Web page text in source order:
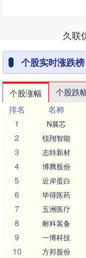
久联
个股实时涨跌榜
个股涨幅 个股跌
排名
名称
1
N展芯
2 锐翔智能
3 志特新材
4 博腾股份
5 近岸蛋白
6 毕得医药
7 五洲医疗
8 耐科装备
9 一博科技
10 方邦股份